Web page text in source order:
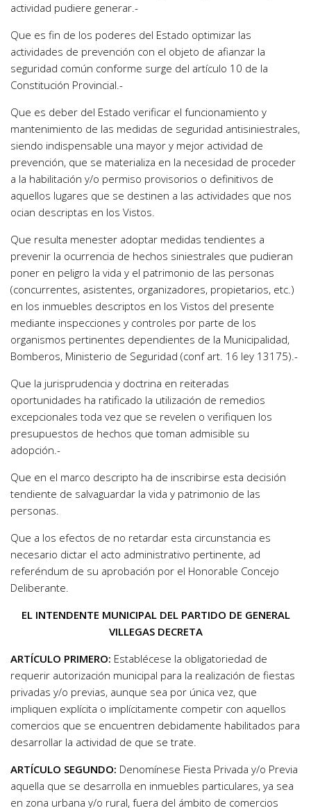
actividad pudiere generar.-
Que es fin de los poderes del Estado optimizar las
actividades de prevención con el objeto de afianzar la
seguridad común conforme surge del artículo 10 de la
Constitución Provincial.-
Que es deber del Estado verificar el funcionamiento y
mantenimiento de las medidas de seguridad antisiniestrales,
siendo indispensable una mayor y mejor actividad de
prevención, que se materializa en la necesidad de proceder
a la habilitación y/o permiso provisorios o definitivos de
aquellos lugares que se destinen a las actividades que nos
ocian descriptas en los Vistos.
Que resulta menester adoptar medidas tendientes a
prevenir la ocurrencia de hechos siniestrales que pudieran
poner en peligro la vida y el patrimonio de las personas
(concurrentes, asistentes, organizadores, propietarios, etc.)
en los inmuebles descriptos en los Vistos del presente
mediante inspecciones y controles por parte de los
organismos pertinentes dependientes de la Municipalidad,
Bomberos, Ministerio de Seguridad (conf art. 16 ley 13175).-
Que la jurisprudencia y doctrina en reiteradas
oportunidades ha ratificado la utilización de remedios
excepcionales toda vez que se revelen o verifiquen los
presupuestos de hechos que toman admisible su
adopción.-
Que en el marco descripto ha de inscribirse esta decisión
tendiente de salvaguardar la vida y patrimonio de las
personas.
Que a los efectos de no retardar esta circunstancia es
necesario dictar el acto administrativo pertinente, ad
referéndum de su aprobación por el Honorable Concejo
Deliberante.
EL INTENDENTE MUNICIPAL DEL PARTIDO DE GENERAL
VILLEGAS DECRETA
ARTÍCULO PRIMERO: Establécese la obligatoriedad de
requerir autorización municipal para la realización de fiestas
privadas y/o previas, aunque sea por única vez, que
impliquen explícita o implícitamente competir con aquellos
comercios que se encuentren debidamente habilitados para
desarrollar la actividad de que se trate.
ARTÍCULO SEGUNDO: Denomínese Fiesta Privada y/o Previa
aquella que se desarrolla en inmuebles particulares, ya sea
en zona urbana y/o rural, fuera del ámbito de comercios